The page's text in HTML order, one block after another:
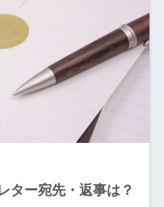
ター宛先・返事は？